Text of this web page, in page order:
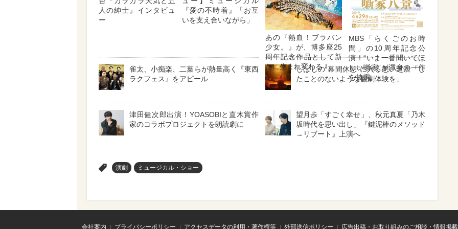
人の紳士』インタビュ
ー
『愛の不時着』「お互
いを支え合いながら」
あの『熱血！ブラバン
少女。』が、博多座25
周年記念作品として新
たに生まれ変わる！
MBS「らくごのお時
間」の10周年記念公
演！“いま一番聞いてほ
しい噺家”が渾身の一作
を披露
雀太、小痴楽、二葉らが熱量高く『東西
ラクフェス』をアピール
しばしの“幕間休憩”に入る悪い芝居「し
たことのないような観劇体験を」
津田健次郎出演！YOASOBIと直木賞作
家のコラボプロジェクトを朗読劇に
望月歩「すごく幸せ」、秋元真夏「乃木
坂時代を思い出し」『鍵泥棒のメソッド
→リブート』上演へ
演劇 ミュージカル・ショー
会社案内 プライバシーポリシー アクセスデータの利用・著作権等 外部送信ポリシー 広告出稿・お取り組みのご相談・情報掲